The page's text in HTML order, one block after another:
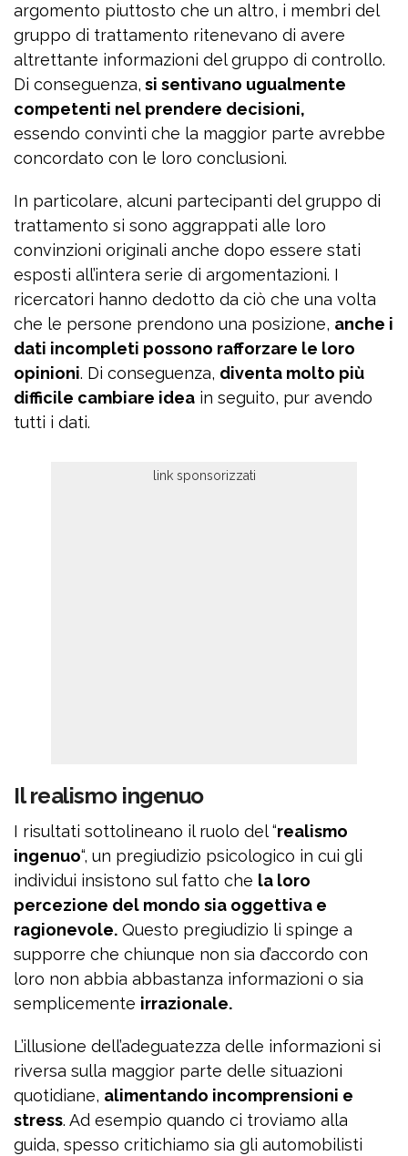
argomento piuttosto che un altro, i membri del
gruppo di trattamento ritenevano di avere
altrettante informazioni del gruppo di controllo.
Di conseguenza, si sentivano ugualmente
competenti nel prendere decisioni,
essendo convinti che la maggior parte avrebbe
concordato con le loro conclusioni.
In particolare, alcuni partecipanti del gruppo di
trattamento si sono aggrappati alle loro
convinzioni originali anche dopo essere stati
esposti all’intera serie di argomentazioni. I
ricercatori hanno dedotto da ciò che una volta
che le persone prendono una posizione, anche i
dati incompleti possono rafforzare le loro
opinioni. Di conseguenza, diventa molto più
difficile cambiare idea in seguito, pur avendo
tutti i dati.
Il realismo ingenuo
I risultati sottolineano il ruolo del “realismo
ingenuo“, un pregiudizio psicologico in cui gli
individui insistono sul fatto che la loro
percezione del mondo sia oggettiva e
ragionevole. Questo pregiudizio li spinge a
supporre che chiunque non sia d’accordo con
loro non abbia abbastanza informazioni o sia
semplicemente irrazionale.
L’illusione dell’adeguatezza delle informazioni si
riversa sulla maggior parte delle situazioni
quotidiane, alimentando incomprensioni e
stress. Ad esempio quando ci troviamo alla
guida, spesso critichiamo sia gli automobilisti